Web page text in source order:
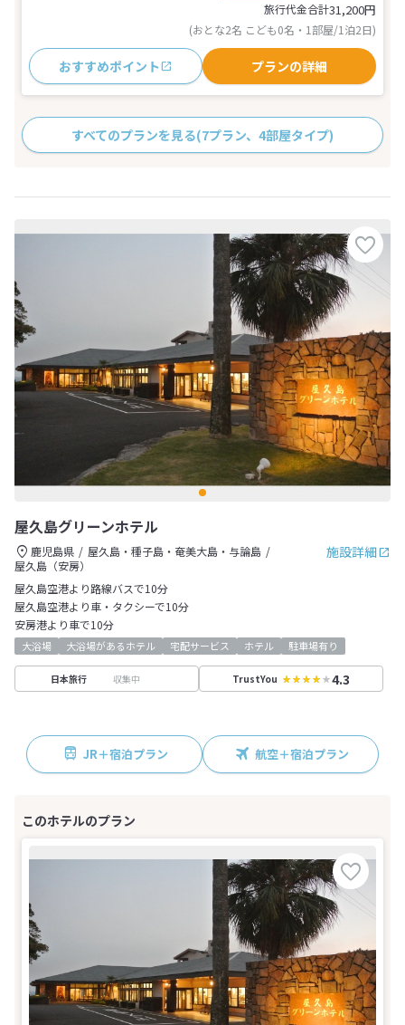
旅行代金合計31,200円
(おとな2名 こども0名・1部屋/1泊2日)
おすすめポイント プランの詳細
すべてのプランを見る(7プラン、4部屋タイプ)
屋久島グリーンホテル
施設詳細
鹿児島県
屋久島・種子島・奄美大島・与論島
屋久島（安房）
屋久島空港より路線バスで10分
屋久島空港より車・タクシーで10分
安房港より車で10分
大浴場 大浴場があるホテル 宅配サービス ホテル 駐車場有り
日本旅行 収集中 TrustYou 4.3
JR＋宿泊プラン 航空＋宿泊プラン